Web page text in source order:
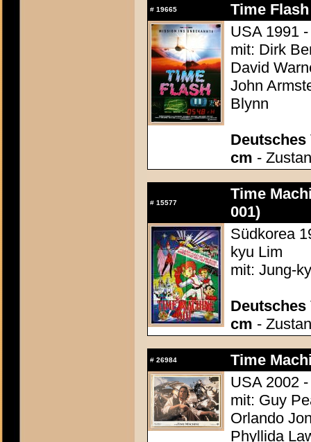
# 19665
Time
USA 1991
mit: Dirk
David
John
Blynn
Deutsches
cm -
# 15577
Time
001)
Südkorea
kyu Lim
mit: Jung-
Deutsches
cm -
# 26984
Time
USA 2002
mit: Guy
Orlando
Phyllida